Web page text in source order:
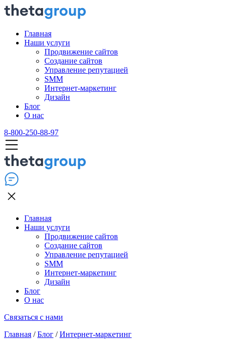
Главная
Наши услуги
Продвижение сайтов
Создание сайтов
Управление репутацией
SMM
Интернет-маркетинг
Дизайн
Блог
О нас
8-800-250-88-97
Главная
Наши услуги
Продвижение сайтов
Создание сайтов
Управление репутацией
SMM
Интернет-маркетинг
Дизайн
Блог
О нас
Связаться с нами
Главная /Блог /Интернет-маркетинг